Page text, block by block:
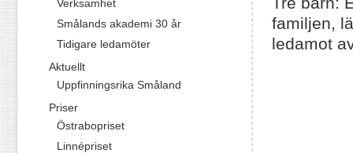
familjen,
ledamot
Verksamhet
Smålands akademi 30 år
Tidigare ledamöter
Aktuellt
Uppfinningsrika Småland
Priser
Östrabopriset
Linnépriset